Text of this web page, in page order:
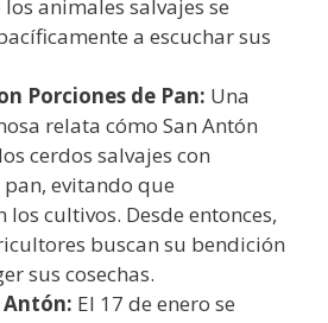
animales salvajes se
a escuchar sus
Porciones de Pan: Una
relata cómo San Antón
cerdos salvajes con
evitando que
cultivos. Desde entonces,
buscan su bendición
sus cosechas.
Antón: El 17 de enero se